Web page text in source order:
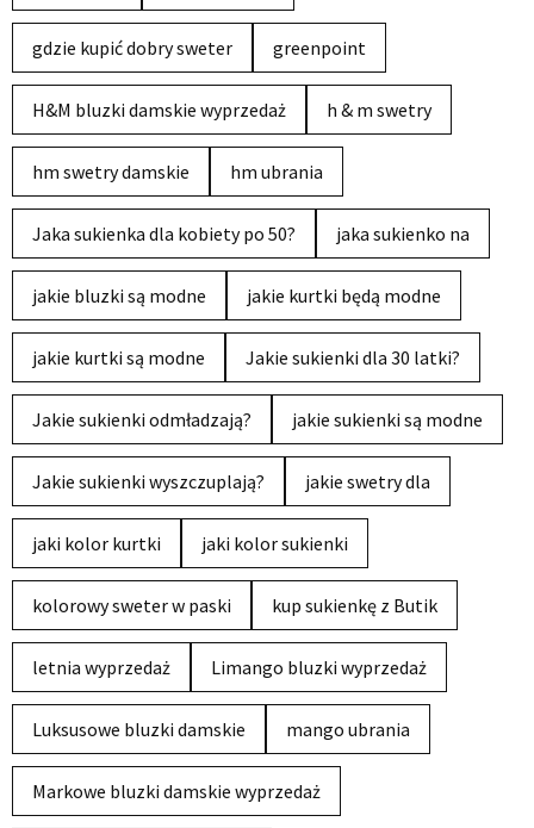
gdzie kupić dobry sweter greenpoint
H&M bluzki damskie wyprzedaż h & m swetry
hm swetry damskie hm ubrania
Jaka sukienka dla kobiety po 50? jaka sukienko na
jakie bluzki są modne jakie kurtki będą modne
jakie kurtki są modne Jakie sukienki dla 30 latki?
Jakie sukienki odmładzają? jakie sukienki są modne
Jakie sukienki wyszczuplają? jakie swetry dla
jaki kolor kurtki jaki kolor sukienki
kolorowy sweter w paski kup sukienkę z Butik
letnia wyprzedaż Limango bluzki wyprzedaż
Luksusowe bluzki damskie mango ubrania
Markowe bluzki damskie wyprzedaż